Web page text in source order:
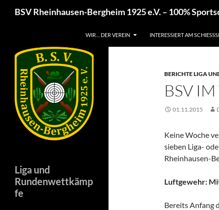
InhaltBSV Rheinhausen-Bergheim 1925 e.V. – 100%
WIR… DER VEREIN INTERESSIERT AM
BERICHTE LIGA
BSV
01.11.2015
Keine Woche
sieben Liga-
Rheinhausen-
Luftgewehr:
Bereits Anfang
Liga und
Rundenwettkämp
fe